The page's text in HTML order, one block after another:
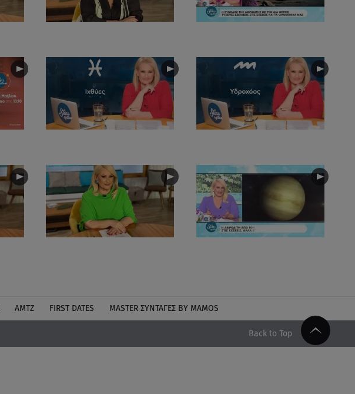
ΑΜΤΖ FIRST DATES MASTER ΣΥΝΤΑΓΈΣ BY MAMOS
Back to Top